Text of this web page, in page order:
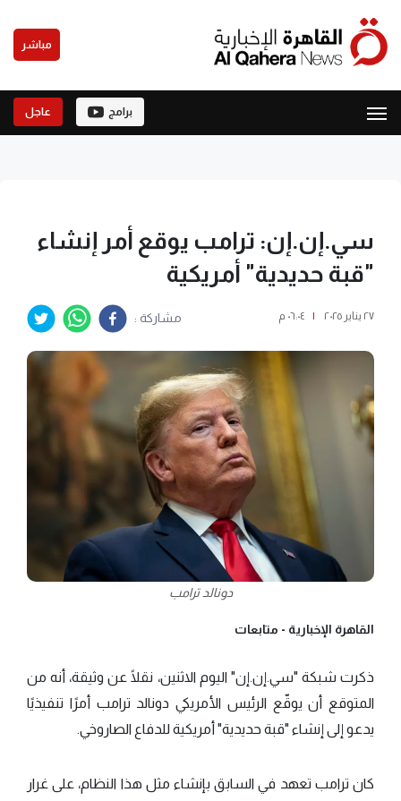
مباشر
برامج عاجل
سي.إن.إن: ترامب يوقع أمر إنشاء
"قبة حديدية" أمريكية
٢٧ يناير ٢٠٢٥ | ٠٦:٠٤ م مشاركة :
دونالد ترامب
القاهرة الإخبارية - متابعات
ذكرت شبكة "سي.إن.إن" اليوم الاثنين، نقلًا عن وثيقة، أنه من
المتوقع أن يوقّع الرئيس الأمريكي دونالد ترامب أمرًا تنفيذيًا
يدعو إلى إنشاء "قبة حديدية" أمريكية للدفاع الصاروخي.
كان ترامب تعهد في السابق بإنشاء مثل هذا النظام، على غرار